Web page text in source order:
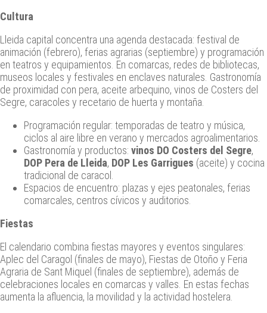
Cultura
Lleida capital concentra una agenda destacada: festival de
animación (febrero), ferias agrarias (septiembre) y programación
en teatros y equipamientos. En comarcas, redes de bibliotecas,
museos locales y festivales en enclaves naturales. Gastronomía
de proximidad con pera, aceite arbequino, vinos de Costers del
Segre, caracoles y recetario de huerta y montaña.
Programación regular: temporadas de teatro y música,
ciclos al aire libre en verano y mercados agroalimentarios.
Gastronomía y productos: vinos DO Costers del Segre,
DOP Pera de Lleida, DOP Les Garrigues (aceite) y cocina
tradicional de caracol.
Espacios de encuentro: plazas y ejes peatonales, ferias
comarcales, centros cívicos y auditorios.
Fiestas
El calendario combina fiestas mayores y eventos singulares:
Aplec del Caragol (finales de mayo), Fiestas de Otoño y Feria
Agraria de Sant Miquel (finales de septiembre), además de
celebraciones locales en comarcas y valles. En estas fechas
aumenta la afluencia, la movilidad y la actividad hostelera.